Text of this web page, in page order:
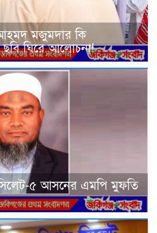
মজুমদার কি
ঘিরে আলোচনা!
৫ আসনের এমপি মুফতি